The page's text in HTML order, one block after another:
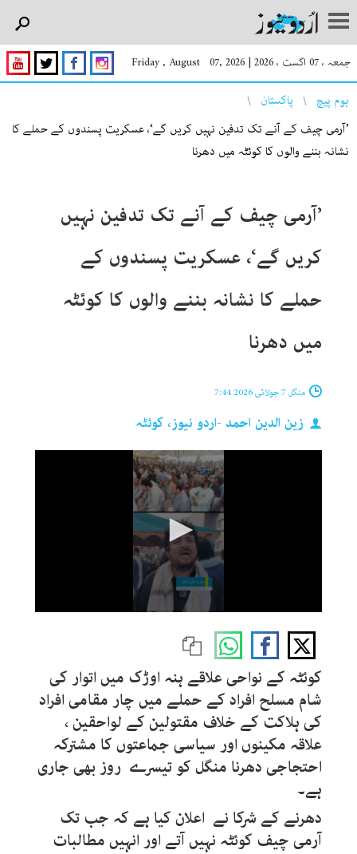
جمعہ ، 07 اگست ، 2026 |
Friday , August 07, 2026
You are here
ہوم پیچ
پاکستان
’آرمی چیف کے آنے تک تدفین نہیں کریں گے‘، عسکریت پسندوں کے حملے کا
نشانہ بننے والوں کا کوئٹہ میں دھرنا
’آرمی چیف کے آنے تک تدفین نہیں
کریں گے‘، عسکریت پسندوں کے
حملے کا نشانہ بننے والوں کا کوئٹہ
میں دھرنا
منگل 7 جولائی 2026 7:44
زین الدین احمد -اردو نیوز، کوئٹہ
minutes,
seconds
کوئٹہ کے نواحی علاقے ہنہ اوڑک میں اتوار کی
شام مسلح افراد کے حملے میں چار مقامی افراد
کی ہلاکت کے خلاف مقتولین کے لواحقین ،
علاقہ مکینوں اور سیاسی جماعتوں کا مشترکہ
احتجاجی دھرنا منگل کو تیسرے روز بھی جاری
ہے۔
دھرنے کے شرکا نے اعلان کیا ہے کہ جب تک
آرمی چیف کوئٹہ نہیں آتے اور انہیں مطالبات